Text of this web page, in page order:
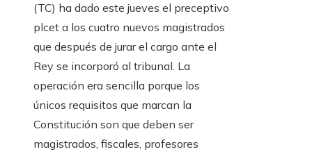
(TC) ha dado este jueves el preceptivo
plcet a los cuatro nuevos magistrados
que después de jurar el cargo ante el
Rey se incorporó al tribunal. La
operación era sencilla porque los
únicos requisitos que marcan la
Constitución son que deben ser
magistrados, fiscales, profesores